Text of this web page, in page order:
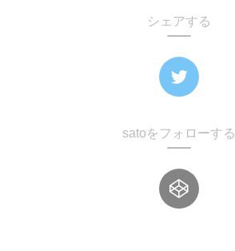
シェアする
satoをフォローする